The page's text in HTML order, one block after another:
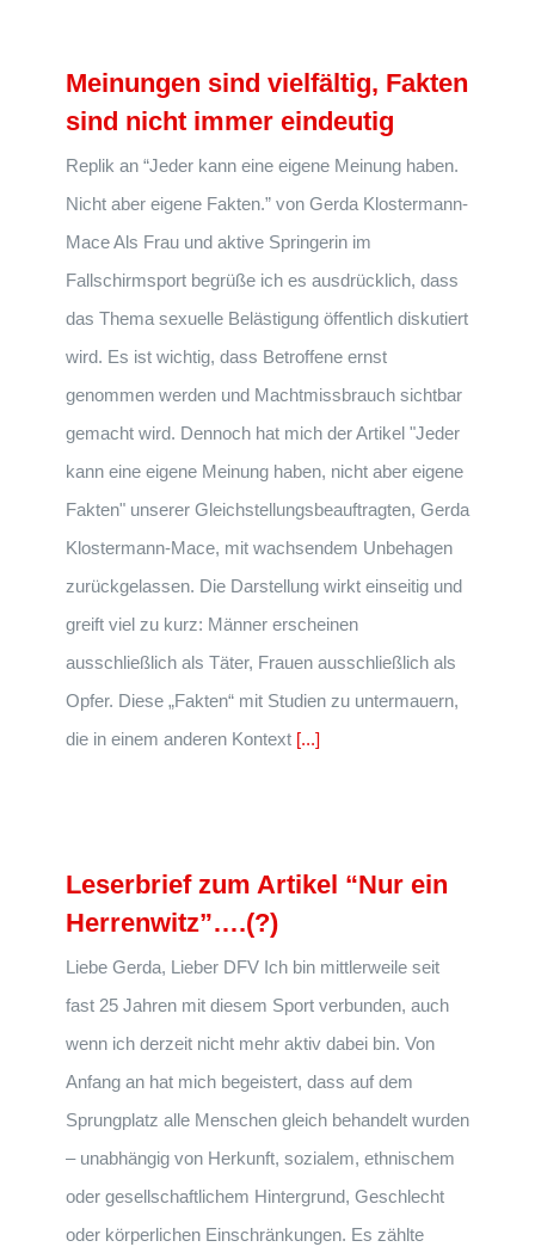
Meinungen sind vielfältig, Fakten
sind nicht immer eindeutig
Replik an “Jeder kann eine eigene Meinung haben.
Nicht aber eigene Fakten.” von Gerda Klostermann-
Mace Als Frau und aktive Springerin im
Fallschirmsport begrüße ich es ausdrücklich, dass
das Thema sexuelle Belästigung öffentlich diskutiert
wird. Es ist wichtig, dass Betroffene ernst
genommen werden und Machtmissbrauch sichtbar
gemacht wird. Dennoch hat mich der Artikel "Jeder
kann eine eigene Meinung haben, nicht aber eigene
Fakten" unserer Gleichstellungsbeauftragten, Gerda
Klostermann-Mace, mit wachsendem Unbehagen
zurückgelassen. Die Darstellung wirkt einseitig und
greift viel zu kurz: Männer erscheinen
ausschließlich als Täter, Frauen ausschließlich als
Opfer. Diese „Fakten“ mit Studien zu untermauern,
die in einem anderen Kontext [...]
Leserbrief zum Artikel “Nur ein
Herrenwitz”….(?)
Liebe Gerda, Lieber DFV Ich bin mittlerweile seit
fast 25 Jahren mit diesem Sport verbunden, auch
wenn ich derzeit nicht mehr aktiv dabei bin. Von
Anfang an hat mich begeistert, dass auf dem
Sprungplatz alle Menschen gleich behandelt wurden
– unabhängig von Herkunft, sozialem, ethnischem
oder gesellschaftlichem Hintergrund, Geschlecht
oder körperlichen Einschränkungen. Es zählte